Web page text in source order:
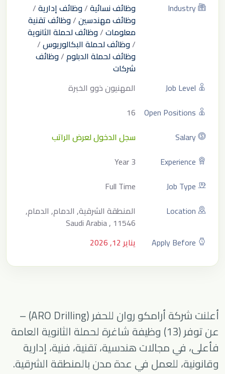
Industry وظائف نسائية/وظائف إدارية/
وظائف مهندسين/وظائف تقنية
معلومات/وظائف لحملة الثانوية
/وظائف لحملة البكالوريوس/
وظائف لحملة الدبلوم/وظائف
شركات
Job Level
المهنيون ذوو الخبرة
Open Positions
16
Salary
سجل الدخول لعرض الراتب
Experience
3 Year
Job Type
Full Time
Location
المنطقة الشرقية, الدمام, الدمام,
Saudi Arabia , 11546
Apply Before
يناير 12, 2026
أعلنت شركة أرامكو روان للحفر (ARO Drilling) –
عن توفر (13) وظيفة شاغرة لحملة الثانوية العامة
فأعلى، في مجالات هندسية، تقنية، فنية، إدارية
وقانونية، للعمل في عدة مدن بالمنطقة الشرقية.